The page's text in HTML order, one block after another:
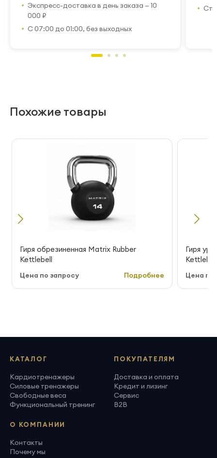
Экспресс-доставка в день заказа — 10
000 ₽
С 07:00 до 01:00, без выходных
Похожие товары
Гиря обрезиненная Matrix Rubber
Kettlebell
Цена по запросу Подробнее
Гиря
Цена по
КАТАЛОГ
Кардиотренажеры
Силовые тренажеры
Свободные веса
Функциональный тренинг
ПОКУПАТЕЛЯМ
Доставка и оплата
Кредит и лизинг
Сервис
B2B
О КОМПАНИИ
Контакты
Почему мы